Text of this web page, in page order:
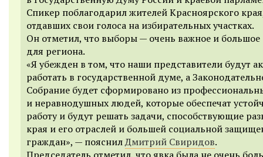
Спикер поблагодарил жителей Красноярского
отдавших свои голоса на избирательных участках.
Он отметил, что выборы — очень важное и большое
для региона.
«Я убежден в том, что наши представители будут
работать в государственной думе, а
Собрание будет сформировано из
и неравнодушных людей, которые обеспечат
работу и будут решать задачи, способствующие
края и его отраслей и большей социальной
граждан», — пояснилДмитрий Свиридов.